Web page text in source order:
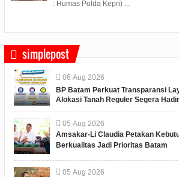
: Humas Polda Kepri) ...
simplepost
06 Aug 2026
BP Batam Perkuat Transparansi
Alokasi Tanah Reguler Segera
05 Aug 2026
Amsakar-Li Claudia Petakan
Berkualitas Jadi Prioritas Batam
05 Aug 2026